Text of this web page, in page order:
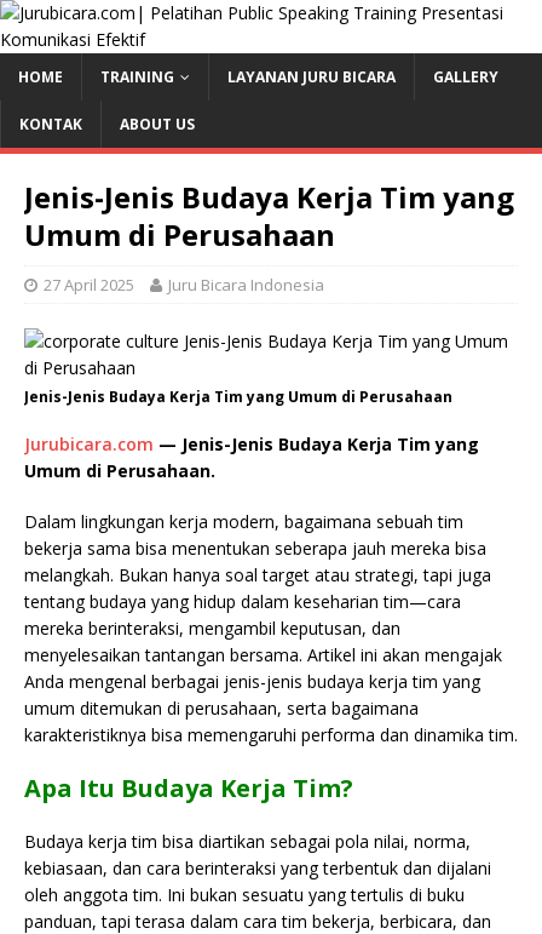
HOME TRAINING LAYANAN JURU BICARA GALLERY
KONTAK ABOUT US
Jenis-Jenis Budaya Kerja Tim yang
Umum di Perusahaan
27 April 2025 Juru Bicara Indonesia
Jenis-Jenis Budaya Kerja Tim yang Umum di Perusahaan
Jurubicara.com — Jenis-Jenis Budaya Kerja Tim yang
Umum di Perusahaan.
Dalam lingkungan kerja modern, bagaimana sebuah tim
bekerja sama bisa menentukan seberapa jauh mereka bisa
melangkah. Bukan hanya soal target atau strategi, tapi juga
tentang budaya yang hidup dalam keseharian tim—cara
mereka berinteraksi, mengambil keputusan, dan
menyelesaikan tantangan bersama. Artikel ini akan mengajak
Anda mengenal berbagai jenis-jenis budaya kerja tim yang
umum ditemukan di perusahaan, serta bagaimana
karakteristiknya bisa memengaruhi performa dan dinamika tim.
Apa Itu Budaya Kerja Tim?
Budaya kerja tim bisa diartikan sebagai pola nilai, norma,
kebiasaan, dan cara berinteraksi yang terbentuk dan dijalani
oleh anggota tim. Ini bukan sesuatu yang tertulis di buku
panduan, tapi terasa dalam cara tim bekerja, berbicara, dan